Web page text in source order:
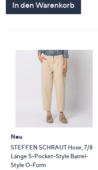
In den Warenkorb
Neu
STEFFEN SCHRAUT Hose, 7/8
Länge 5-Pocket-Style Barrel-
Style O-Form